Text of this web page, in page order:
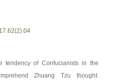
tendency of Confucianists in the
Zhuang Tzu thought.